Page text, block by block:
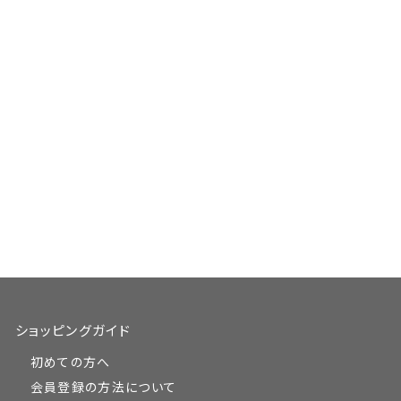
ショッピングガイド
初めての方へ
会員登録の方法について